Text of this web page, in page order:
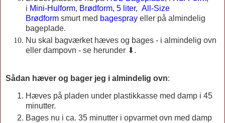
i Mini-Hulform, Brødform, 5 liter, All-Size
Brødform smurt med bagespray eller på almindelig
bageplade.
Nu skal bagværket hæves og bages - i almindelig ovn
eller dampovn - se herunder ⬇.
Sådan hæver og bager jeg i almindelig ovn:
Hæves på pladen under plastikkasse med damp i 45
minutter.
Bages nu i ca. 35 minutter i opvarmet ovn med damp